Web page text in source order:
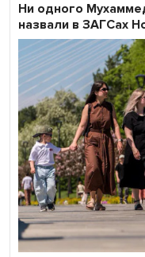
Ни одного
назвали в ЗАГСах